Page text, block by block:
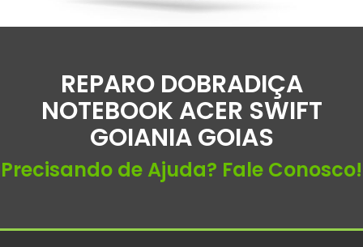
REPARO DOBRADIÇA
NOTEBOOK ACER SWIFT
GOIANIA GOIAS
Precisando de Ajuda? Fale Conosco!